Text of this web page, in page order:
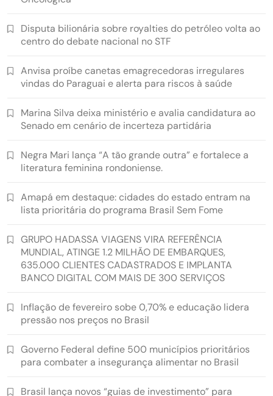
Disputa bilionária sobre royalties do petróleo volta ao
centro do debate nacional no STF
Anvisa proíbe canetas emagrecedoras irregulares
vindas do Paraguai e alerta para riscos à saúde
Marina Silva deixa ministério e avalia candidatura ao
Senado em cenário de incerteza partidária
Negra Mari lança “A tão grande outra” e fortalece a
literatura feminina rondoniense.
Amapá em destaque: cidades do estado entram na
lista prioritária do programa Brasil Sem Fome
GRUPO HADASSA VIAGENS VIRA REFERÊNCIA
MUNDIAL, ATINGE 1.2 MILHÃO DE EMBARQUES,
635.000 CLIENTES CADASTRADOS E IMPLANTA
BANCO DIGITAL COM MAIS DE 300 SERVIÇOS
Inflação de fevereiro sobe 0,70% e educação lidera
pressão nos preços no Brasil
Governo Federal define 500 municípios prioritários
para combater a insegurança alimentar no Brasil
Brasil lança novos “guias de investimento” para